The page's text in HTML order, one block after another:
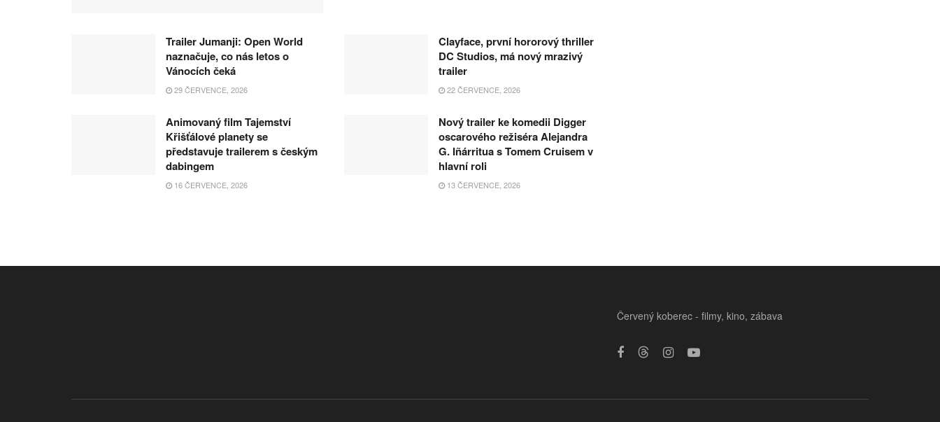
Trailer Jumanji: Open World
naznačuje, co nás letos o
Vánocích čeká
29 ČERVENCE, 2026
Clayface, první hororový thriller
DC Studios, má nový mrazivý
trailer
22 ČERVENCE, 2026
Animovaný film Tajemství
Křišťálové planety se
představuje trailerem s českým
dabingem
16 ČERVENCE, 2026
Nový trailer ke komedii Digger
oscarového režiséra Alejandra
G. Iñárritua s Tomem Cruisem v
hlavní roli
13 ČERVENCE, 2026
Červený koberec - filmy, kino, zábava